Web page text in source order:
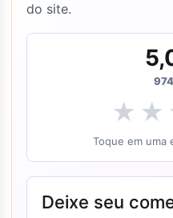
do site.
974
★ ★
Toque em uma
Deixe seu